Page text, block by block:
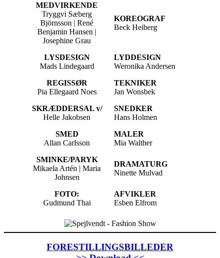
MEDVIRKENDE
Tryggvi Sæberg
Björnsson | René
Benjamin Hansen |
Josephine Grau
KOREOGRAF
Beck Heiberg
LYSDESIGN
Mads Lindegaard
LYDDESIGN
Weronika Andersen
REGISSØR
Pia Ellegaard Noes
TEKNIKER
Jan Wonsbek
SKRÆDDERSAL v/
Helle Jakobsen
SNEDKER
Hans Holmen
SMED
Allan Carlsson
MALER
Mia Walther
SMINKE/PARYK
Mikaela Artén | Maria
Johnsen
DRAMATURG
Ninette Mulvad
FOTO:
Gudmund Thai
AFVIKLER
Esben Elfrom
FORESTILLINGSBILLEDER